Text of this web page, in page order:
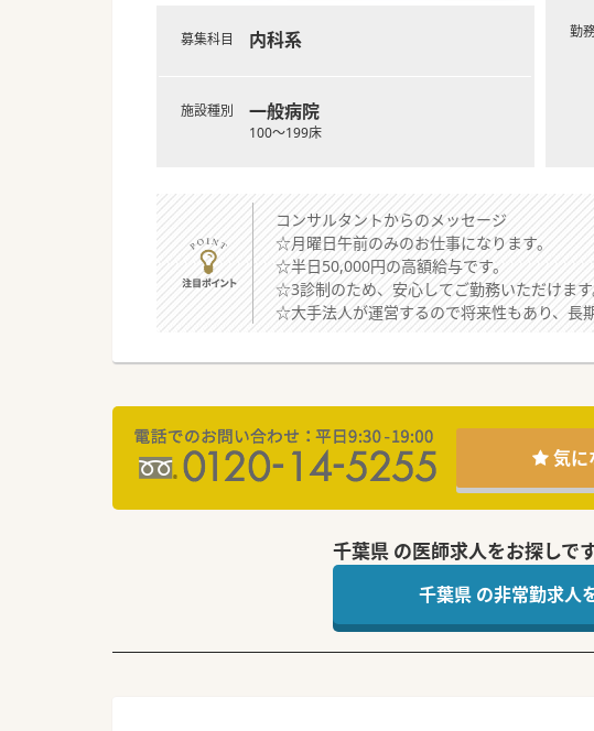
募集科目 内科系
施設種別 一般病院
100～199床
勤
コンサルタントからのメッセージ
☆月曜日午前のみのお仕事になります。
☆半日50,000円の高額給与です。
☆3診制のため、安心してご勤務いただけます
☆大手法人が運営するので将来性もあり、長
気に
千葉県 の医師求人をお探しで
千葉県 の非常勤求人